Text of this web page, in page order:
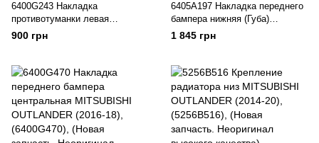
6400G243 Накладка
противотуманки левая
MITSUBISHI OUTLANDER
(2016-20), (6400G243), (Новая
качества)
900 грн
6405A197 Накладка переднего
бампера нижняя (Губа)
MITSUBISHI OUTLANDER
(2016-18), (6405A197), (Новая
качества)
1 845 грн